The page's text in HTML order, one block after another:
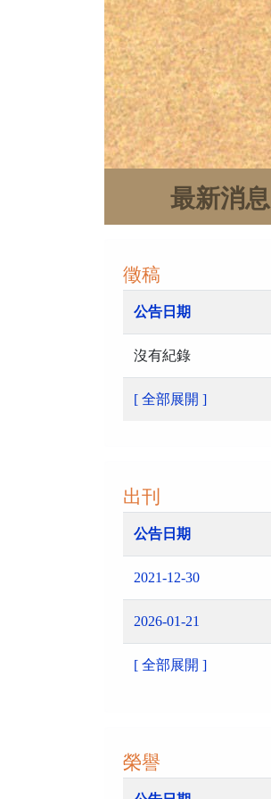
最新消息
徵稿
公告日期
沒有紀錄
[ 全部展開 ]
出刊
公告日期
2021-12-30
2026-01-21
[ 全部展開 ]
榮譽